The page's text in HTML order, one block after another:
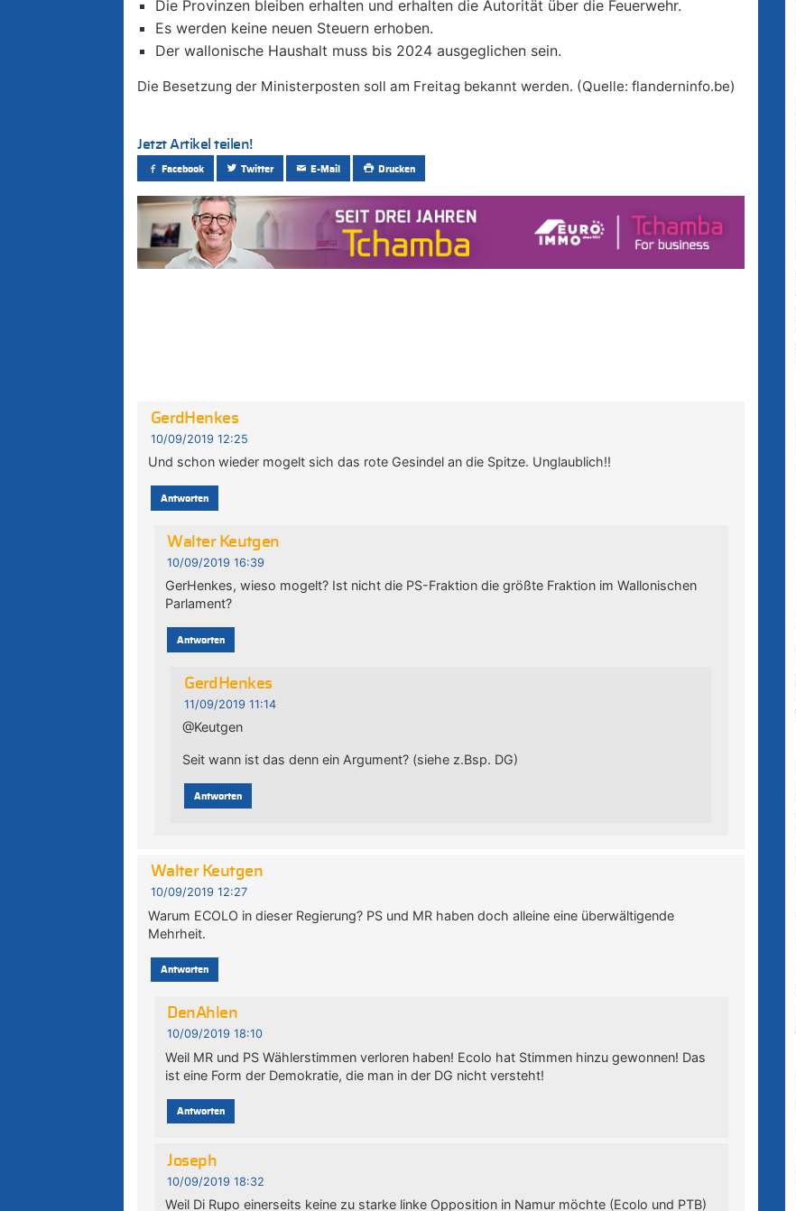
Die Provinzen bleiben erhalten und erhalten die Autorität über die Feuerwehr.
Es werden keine neuen Steuern erhoben.
Der wallonische Haushalt muss bis 2024 ausgeglichen sein.
Die Besetzung der Ministerposten soll am Freitag bekannt werden. (Quelle: flanderninfo.be)
Jetzt Artikel teilen!
Facebook Twitter E-Mail Drucken
GerdHenkes
10/09/2019 12:25
Und schon wieder mogelt sich das rote Gesindel an die Spitze. Unglaublich!!
Antworten
Walter Keutgen
10/09/2019 16:39
GerHenkes, wieso mogelt? Ist nicht die PS-Fraktion die größte Fraktion im Wallonischen
Parlament?
Antworten
GerdHenkes
11/09/2019 11:14
@Keutgen
Seit wann ist das denn ein Argument? (siehe z.Bsp. DG)
Antworten
Walter Keutgen
10/09/2019 12:27
Warum ECOLO in dieser Regierung? PS und MR haben doch alleine eine überwältigende
Mehrheit.
Antworten
DenAhlen
10/09/2019 18:10
Weil MR und PS Wählerstimmen verloren haben! Ecolo hat Stimmen hinzu gewonnen! Das
ist eine Form der Demokratie, die man in der DG nicht versteht!
Antworten
Joseph
10/09/2019 18:32
Weil Di Rupo einerseits keine zu starke linke Opposition in Namur möchte (Ecolo und PTB)